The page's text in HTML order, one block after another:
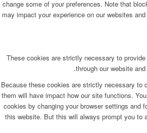
change some of your preferences. Note that
may impact your experience on our websites
These cookies are strictly necessary to
through our website
Because these cookies are strictly necessary to
them will have impact how our site functions.
cookies by changing your browser settings and
this website. But this will always prompt you to